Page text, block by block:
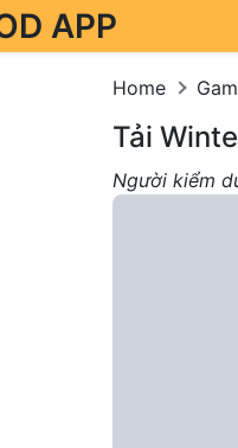
APP
Home
Tải
Người kiểm